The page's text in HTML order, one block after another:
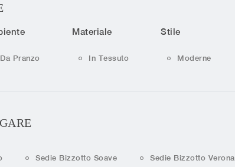
Da Pranzo
Materiale
In Tessuto
Stile
Moderne
Sedie Bizzotto Soave Sedie Bizzotto Verona